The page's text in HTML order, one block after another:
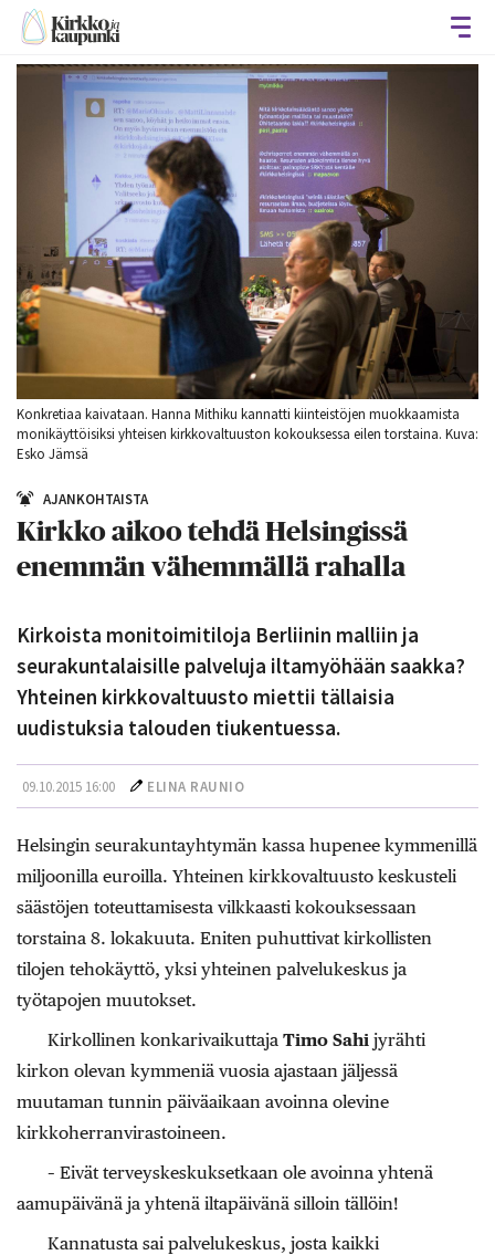
Konkretiaa kaivataan. Hanna Mithiku kannatti kiinteistöjen muokkaamista
monikäyttöisiksi yhteisen kirkkovaltuuston kokouksessa eilen torstaina. Kuva:
Esko Jämsä
AJANKOHTAISTA
Kirkko aikoo tehdä Helsingissä
enemmän vähemmällä rahalla
Kirkoista monitoimitiloja Berliinin malliin ja
seurakuntalaisille palveluja iltamyöhään saakka?
Yhteinen kirkkovaltuusto miettii tällaisia
uudistuksia talouden tiukentuessa.
09.10.2015 16:00 ELINA RAUNIO
Helsingin seurakuntayhtymän kassa hupenee kymmenillä
miljoonilla euroilla. Yhteinen kirkkovaltuusto keskusteli
säästöjen toteuttamisesta vilkkaasti kokouksessaan
torstaina 8. lokakuuta. Eniten puhuttivat kirkollisten
tilojen tehokäyttö, yksi yhteinen palvelukeskus ja
työtapojen muutokset.
Kirkollinen konkarivaikuttaja Timo Sahi jyrähti
kirkon olevan kymmeniä vuosia ajastaan jäljessä
muutaman tunnin päiväaikaan avoinna olevine
kirkkoherranvirastoineen.
– Eivät terveyskeskuksetkaan ole avoinna yhtenä
aamupäivänä ja yhtenä iltapäivänä silloin tällöin!
Kannatusta sai palvelukeskus, josta kaikki